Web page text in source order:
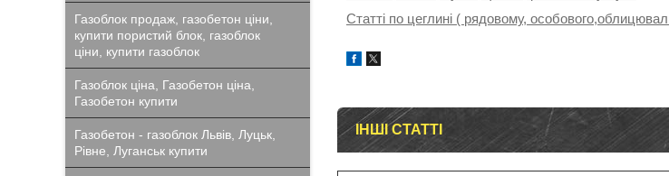
Статті по цеглині ( рядовому,
ІНШІ СТАТТІ
Газоблок продаж, газобетон ціни,
купити пористий блок, газоблок
ціни, купити газоблок
Газоблок ціна, Газобетон ціна,
Газобетон купити
Газобетон - газоблок Львів, Луцьк,
Рівне, Луганськ купити